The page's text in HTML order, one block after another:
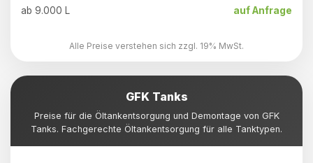
ab 9.000 L auf Anfrage
Alle Preise verstehen sich zzgl. 19% MwSt.
GFK Tanks
Preise für die Öltankentsorgung und Demontage von GFK
Tanks. Fachgerechte Öltankentsorgung für alle Tanktypen.